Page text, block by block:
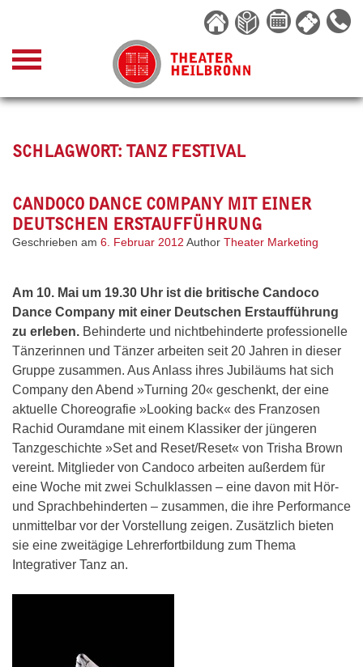
content
SCHLAGWORT: TANZ FESTIVAL
CANDOCO DANCE COMPANY MIT EINER
DEUTSCHEN ERSTAUFFÜHRUNG
Geschrieben am 6. Februar 2012 Author Theater Marketing
Am 10. Mai um 19.30 Uhr ist die britische Candoco
Dance Company mit einer Deutschen Erstaufführung
zu erleben. Behinderte und nichtbehinderte professionelle
Tänzerinnen und Tänzer arbeiten seit 20 Jahren in dieser
Gruppe zusammen. Aus Anlass ihres Jubiläums hat sich
Company den Abend »Turning 20« geschenkt, der eine
aktuelle Choreografie »Looking back« des Franzosen
Rachid Ouramdane mit einem Klassiker der jüngeren
Tanzgeschichte »Set and Reset/Reset« von Trisha Brown
vereint. Mitglieder von Candoco arbeiten außerdem für
eine Woche mit zwei Schulklassen – eine davon mit Hör-
und Sprachbehinderten – zusammen, die ihre Performance
unmittelbar vor der Vorstellung zeigen. Zusätzlich bieten
sie eine zweitägige Lehrerfortbildung zum Thema
Integrativer Tanz an.